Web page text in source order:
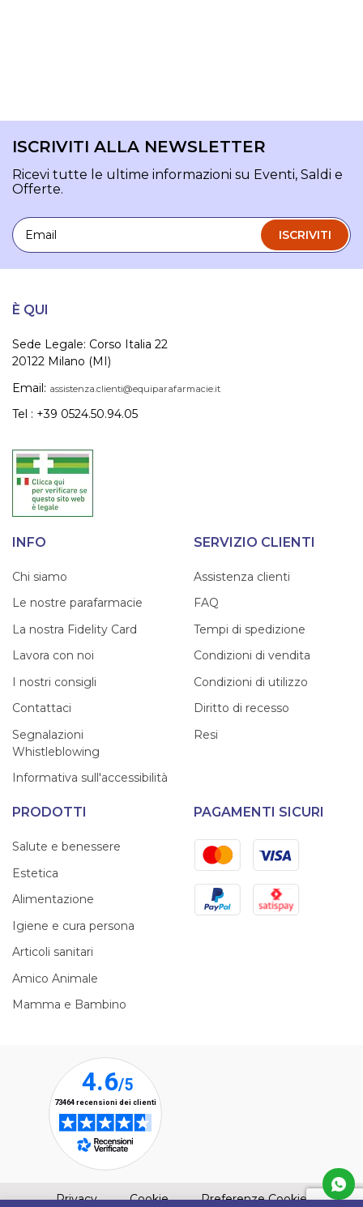
ISCRIVITI ALLA NEWSLETTER
Ricevi tutte le ultime informazioni su Eventi, Saldi e
Offerte.
Email
ISCRIVITI
È QUI
Sede Legale: Corso Italia 22
20122 Milano (MI)
Email: assistenza.clienti@equiparafarmacie.it
Tel : +39 0524.50.94.05
INFO
Chi siamo
Le nostre parafarmacie
La nostra Fidelity Card
Lavora con noi
I nostri consigli
Contattaci
Segnalazioni
Whistleblowing
Informativa sull'accessibilità
SERVIZIO CLIENTI
Assistenza clienti
FAQ
Tempi di spedizione
Condizioni di vendita
Condizioni di utilizzo
Diritto di recesso
Resi
PRODOTTI
Salute e benessere
Estetica
Alimentazione
Igiene e cura persona
Articoli sanitari
Amico Animale
Mamma e Bambino
PAGAMENTI SICURI
MastercardVisa
PayPal Satispay
Privacy(apre una nuova finestra)
Cookie(apre una nuova finestra)
Preferenze Cookie